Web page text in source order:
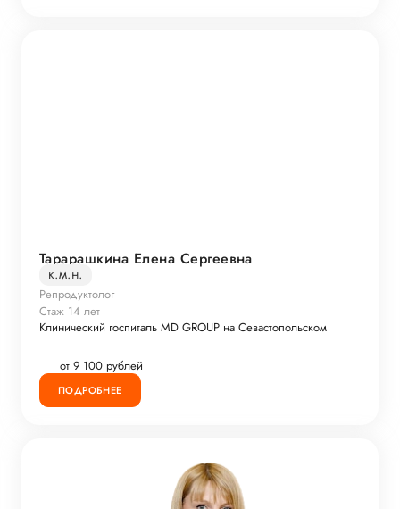
Тарарашкина Елена Сергеевна
к.м.н.
Репродуктолог
Стаж 14 лет
Клинический госпиталь MD GROUP на Севастопольском
от 9 100 рублей
ПОДРОБНЕЕ